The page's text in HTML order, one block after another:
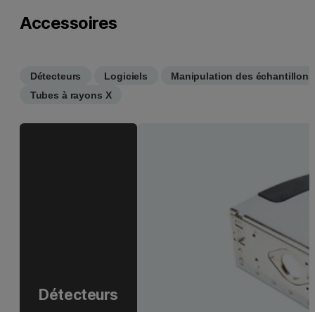
Accessoires
Détecteurs Logiciels
Manipulation des échantillons
Tubes à rayons X
Détecteurs